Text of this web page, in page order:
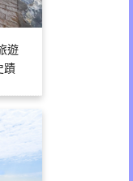
遊
蹟